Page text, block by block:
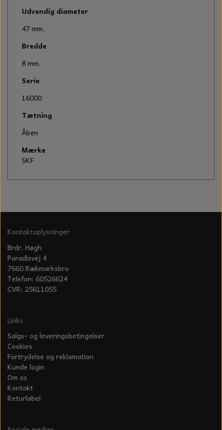
Udvendig diameter
47 mm.
Bredde
8 mm.
Serie
16000
Tætning
Åben
Mærke
SKF
Kontaktoplysninger
Brdr. Høgh
Paradisvej 4
7660 Bækmarksbro
Telefon: 60526624
CVR: 25611055
Links
Salgs- og leveringsbetingelser
Cookies
Fortrydelse og reklamation
Kunde login
Om os
Kontakt
Returlabel